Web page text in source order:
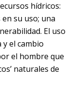
hídricos:
su uso; una
El uso
y el cambio
el hombre que
naturales de